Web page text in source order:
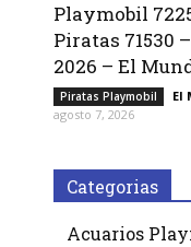
Playmobil
Piratas 71530
2026 – El
Piratas Playmobil El
agosto 7, 2026
Categorias
Acuarios